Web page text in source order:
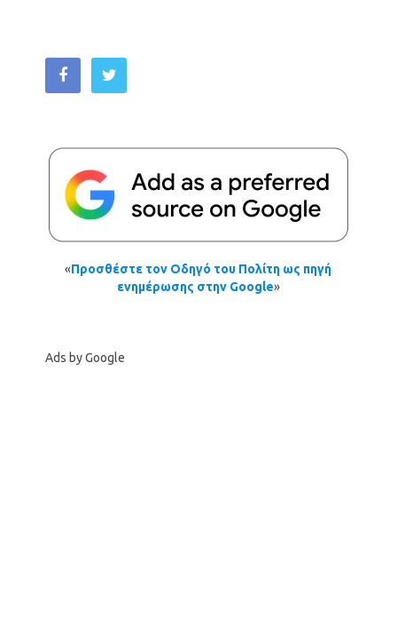
«Προσθέστε τον Οδηγό του Πολίτη ως πηγή
ενημέρωσης στην Google»
Ads by Google